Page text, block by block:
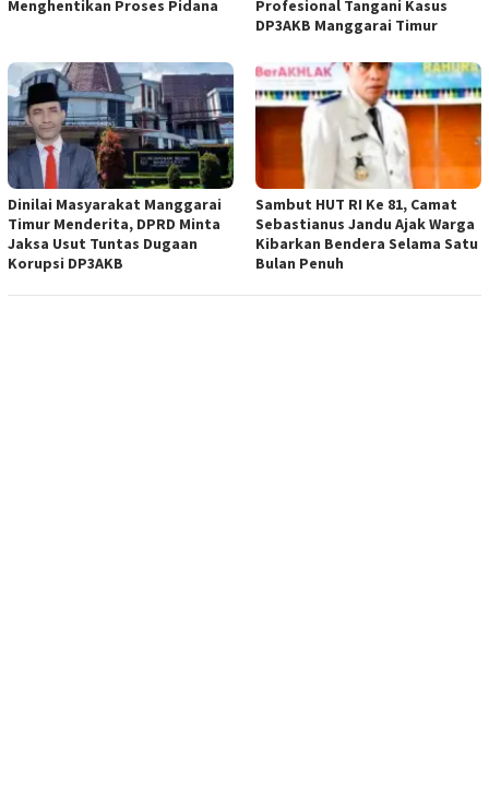
Menghentikan Proses Pidana
Profesional Tangani Kasus
DP3AKB Manggarai Timur
Dinilai Masyarakat Manggarai
Timur Menderita, DPRD Minta
Jaksa Usut Tuntas Dugaan
Korupsi DP3AKB
Sambut HUT RI Ke 81, Camat
Sebastianus Jandu Ajak Warga
Kibarkan Bendera Selama Satu
Bulan Penuh